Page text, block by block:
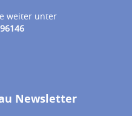
weiter unter
Newsletter